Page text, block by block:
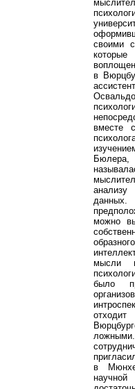
своими
в
вместе
можно
мысли
было
отходит
в